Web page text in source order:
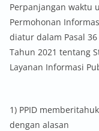
Perpanjangan waktu
Permohonan
diatur dalam Pasal
Tahun 2021 tentang
Layanan Informasi
1) PPID
dengan alasan